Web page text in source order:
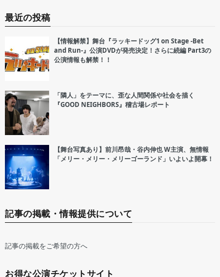
最近の投稿
【情報解禁】舞台『ラッキードッグ1 on Stage -Bet
and Run-』公演DVDが発売決定！さらに続編 Part3の
公演情報も解禁！！
「隣人」をテーマに、歪な人間関係や社会を描く
『GOOD NEIGHBORS』稽古場レポート
【舞台写真あり】前川昂哉・谷内伸也 W主演、無情報
「メリー・メリー・メリーゴーランド」いよいよ開幕！
記事の掲載・情報提供について
記事の掲載をご希望の方へ
お得な公演チケットサイト